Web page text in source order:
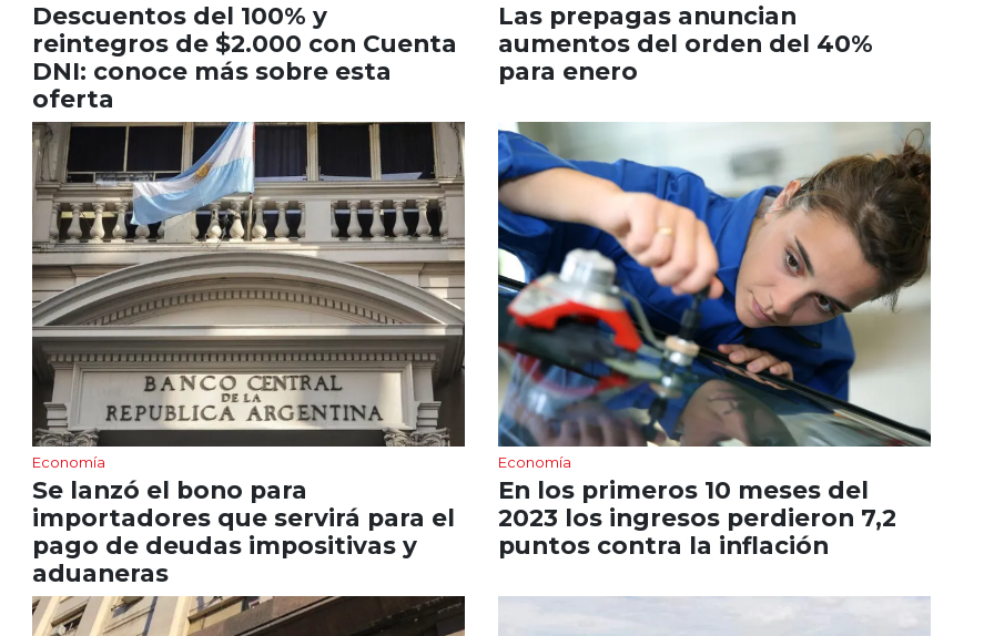
Descuentos del 100% y
reintegros de $2.000 con Cuenta
DNI: conoce más sobre esta
oferta
Las prepagas anuncian
aumentos del orden del 40%
para enero
Economía
Se lanzó el bono para
importadores que servirá para el
pago de deudas impositivas y
aduaneras
Economía
En los primeros 10 meses del
2023 los ingresos perdieron 7,2
puntos contra la inflación